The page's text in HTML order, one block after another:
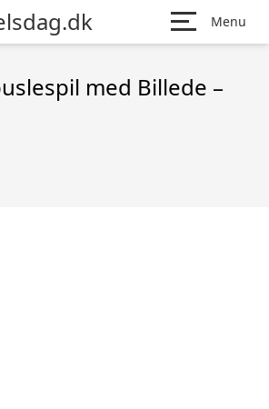
Menu
med Billede –